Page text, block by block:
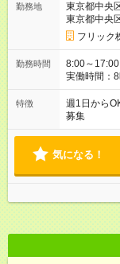
勤務地
東京都中央
東京都中央
フリック
勤務時間
8:00～17:00
実働時間：8
募集は行っ
特徴
週1日から
募集
気になる！